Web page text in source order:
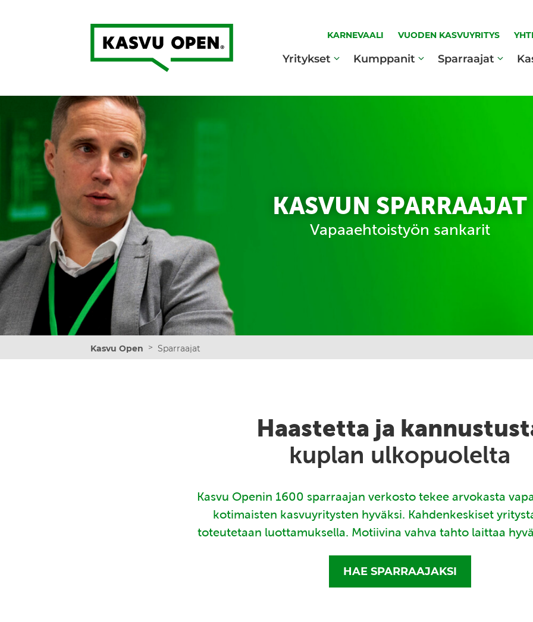
Kasvu Open
KARNEVAALI VUODEN KASVUYRITYS
Yritykset Kumppanit Sparraajat
KASVUN SPARRAAJAT
Vapaaehtoistyön sankarit
Kasvu Open > Sparraajat
Haastetta ja
kuplan ulkopuolelta
Kasvu Openin 1600 sparraajan verkosto tekee arvokasta
kotimaisten kasvuyritysten hyväksi. Kahdenkeskiset
toteutetaan luottamuksella. Motiivina vahva tahto laittaa
HAE SPARRAAJAKSI